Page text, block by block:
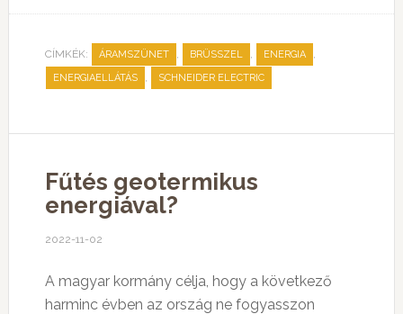
CÍMKÉK: ÁRAMSZÜNET , BRÜSSZEL , ENERGIA ,
ENERGIAELLÁTÁS , SCHNEIDER ELECTRIC
Fűtés geotermikus
energiával?
2022-11-02
A magyar kormány célja, hogy a következő
harminc évben az ország ne fogyasszon